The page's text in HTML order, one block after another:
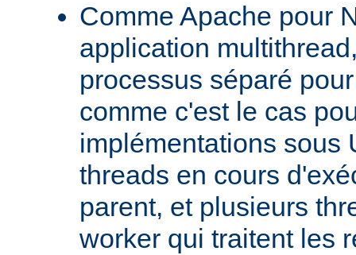
Comme Apache pour
application
processus séparé
comme c'est le cas
implémentations sous
threads en cours
parent, et plusieurs
worker qui traitent les